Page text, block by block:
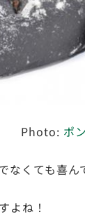
Photo: ポ
くても喜ん
よね！